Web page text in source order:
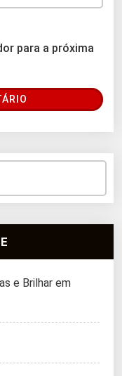
para a próxima
e Brilhar em